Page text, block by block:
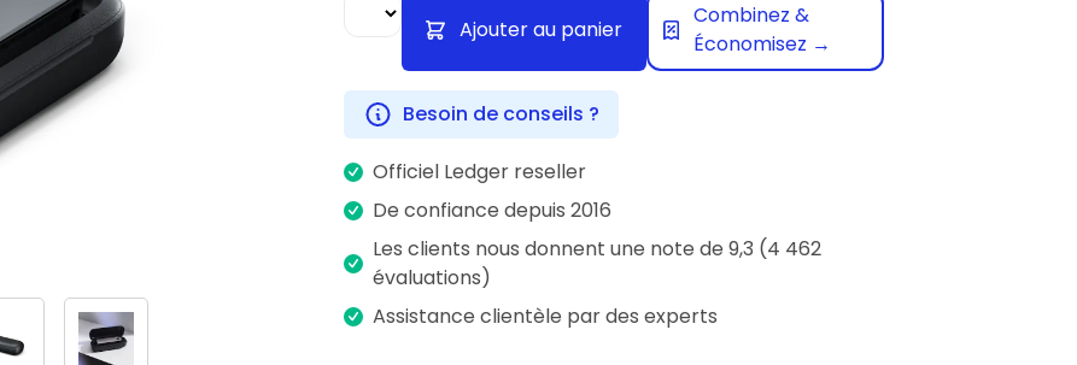
Ajouter au panier
Combinez &
Économisez →
Besoin de conseils ?
Officiel Ledger reseller
De confiance depuis 2016
Les clients nous donnent une note de 9,3 (4 462
évaluations)
Assistance clientèle par des experts